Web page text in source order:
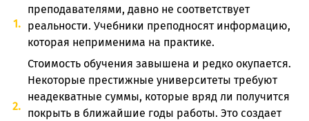
преподавателями, давно не соответствует
реальности. Учебники преподносят информацию,
которая неприменима на практике.
Стоимость обучения завышена и редко окупается.
Некоторые престижные университеты требуют
неадекватные суммы, которые вряд ли получится
покрыть в ближайшие годы работы. Это создает